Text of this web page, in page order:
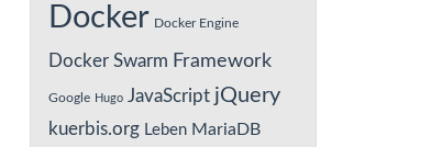
Docker Docker Engine
Docker Swarm Framework
Google Hugo JavaScript jQuery
kuerbis.org Leben MariaDB